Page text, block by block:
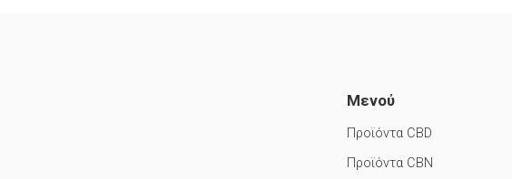
Μενού
Προϊόντα CBD
Προϊόντα CBN